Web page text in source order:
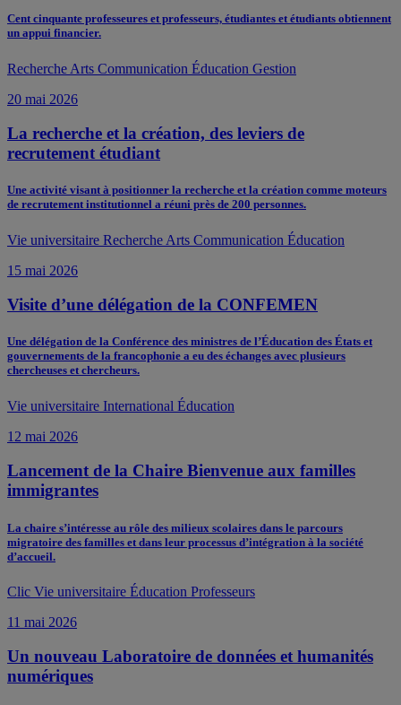
Cent cinquante professeures et professeurs, étudiantes et étudiants obtiennent
un appui financier.
Recherche Arts Communication Éducation Gestion
20 mai 2026
La recherche et la création, des leviers de
recrutement étudiant
Une activité visant à positionner la recherche et la création comme moteurs
de recrutement institutionnel a réuni près de 200 personnes.
Vie universitaire Recherche Arts Communication Éducation
15 mai 2026
Visite d’une délégation de la CONFEMEN
Une délégation de la Conférence des ministres de l’Éducation des États et
gouvernements de la francophonie a eu des échanges avec plusieurs
chercheuses et chercheurs.
Vie universitaire International Éducation
12 mai 2026
Lancement de la Chaire Bienvenue aux familles
immigrantes
La chaire s’intéresse au rôle des milieux scolaires dans le parcours
migratoire des familles et dans leur processus d’intégration à la société
d’accueil.
Clic Vie universitaire Éducation Professeurs
11 mai 2026
Un nouveau Laboratoire de données et humanités
numériques